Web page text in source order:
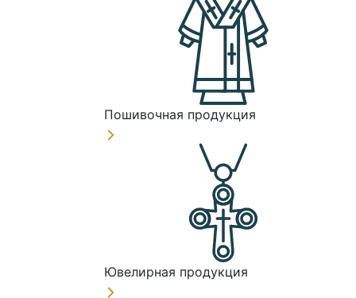
Пошивочная продукция
Ювелирная продукция